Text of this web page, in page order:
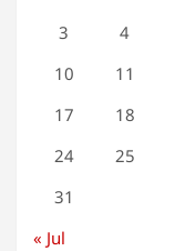
3
4
10
11
17
18
24
25
31
« Jul